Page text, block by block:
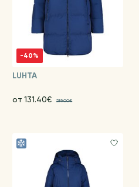
-40%
LUHTA
от 131.40€ 219.00€